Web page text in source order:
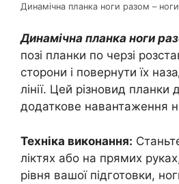
Динамічна планка ноги разом –
Динамічна планка ноги
позі планки по черзі
сторони і повернути їх
лінії. Цей різновид планки
додаткове навантаження
Техніка виконання:
ліктях або на прямих
рівня вашої підготовки,